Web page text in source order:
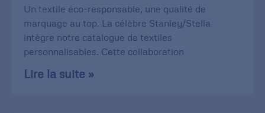
Un textile éco-responsable, une qualité de
marquage au top. La célèbre Stanley/Stella
intègre notre catalogue de textiles
personnalisables. Cette collaboration
Lire la suite »